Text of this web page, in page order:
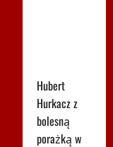
Hubert
Hurkacz z
bolesną
porażką w